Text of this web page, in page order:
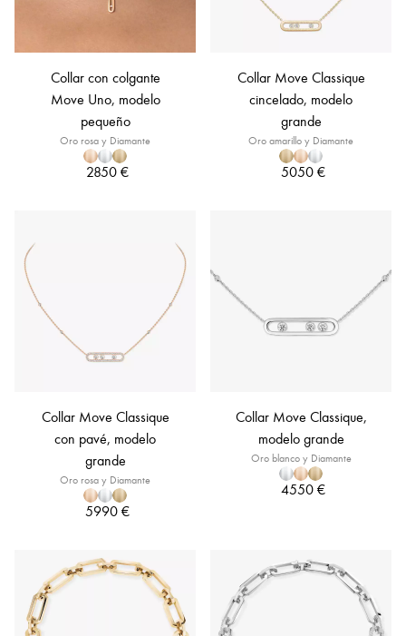
Collar con colgante
Move Uno, modelo
pequeño
Oro rosa y Diamante
2850 €
Collar Move Classique
cincelado, modelo
grande
Oro amarillo y Diamante
5050 €
Collar Move Classique
con pavé, modelo
grande
Oro rosa y Diamante
5990 €
Collar Move Classique,
modelo grande
Oro blanco y Diamante
4550 €